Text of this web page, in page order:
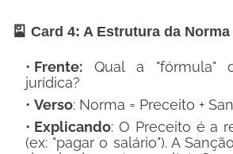
🎴 Card 4: A Estrutura da Norma
Frente: Qual a "fórmula"
jurídica?
Verso: Norma = Preceito +
Explicando: O Preceito é a
(ex: "pagar o salário"). A